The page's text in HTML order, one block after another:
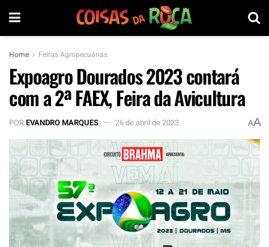
Home Feiras Agropecuárias
Expoagro Dourados 2023 contará
com a 2ª FAEX, Feira da Avicultura
POREVANDRO MARQUES 26 de abril de 2023 AA